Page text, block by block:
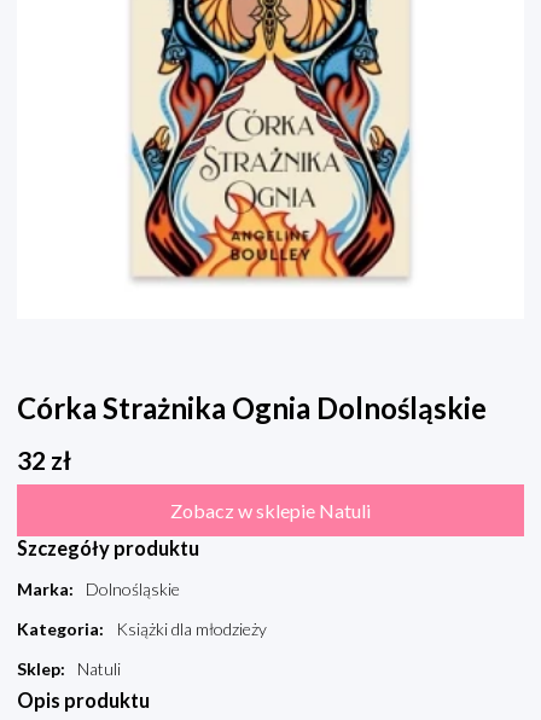
Córka Strażnika Ognia Dolnośląskie
32 zł
Zobacz w sklepie Natuli
Szczegóły produktu
Marka:
Dolnośląskie
Kategoria:
Książki dla młodzieży
Sklep: Natuli
Opis produktu